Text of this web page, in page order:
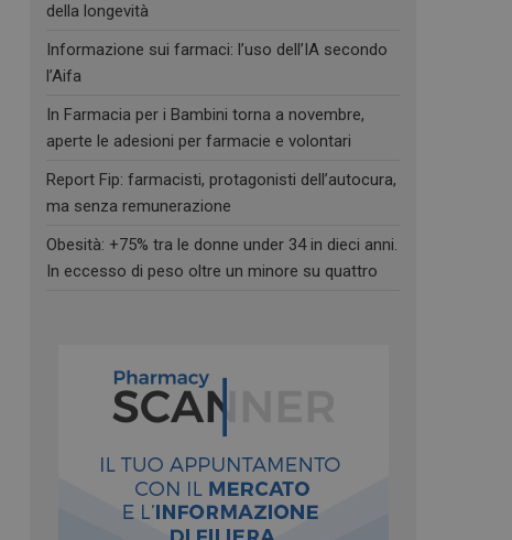
della longevità
Informazione sui farmaci: l’uso dell’IA secondo
l’Aifa
In Farmacia per i Bambini torna a novembre,
aperte le adesioni per farmacie e volontari
Report Fip: farmacisti, protagonisti dell’autocura,
ma senza remunerazione
Obesità: +75% tra le donne under 34 in dieci anni.
In eccesso di peso oltre un minore su quattro